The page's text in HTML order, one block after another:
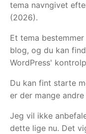
tema navngivet
(2026).
Et tema
blog, og du kan
WordPress'
Du kan fint starte
er der mange
Jeg vil ikke
dette lige nu. Det